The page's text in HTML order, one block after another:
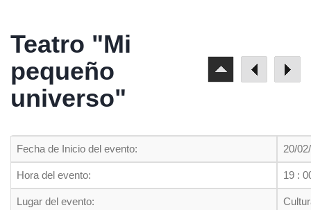
Teatro "Mi
pequeño
universo"
Fecha de Inicio del evento: 20/
Hora del evento: 19 :
Lugar del evento: